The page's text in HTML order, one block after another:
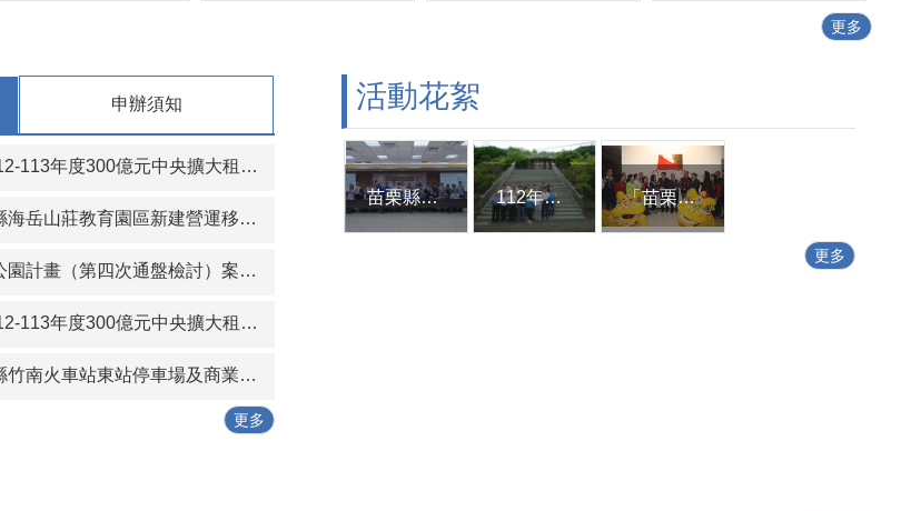
能石」，並結合外
乾掛工法打造雙層牆
現低碳建材與近零建
建材創立於1972年，
新及職人工藝傳
磚，逐步發展至大規
磚、再生綠建材及
新轉型的成果。 冠
進一步辦理詳細評估、
耐震補強或修繕的重要
依據。縣府今年加碼100
戶補助，希望降低民眾
申請門檻，鼓勵更多屋
主主動了解自家建築物
耐震能力，共同提升居
詹彩蘋指出，依據內政
能復新計畫」，符合資
補助。都市計畫區住宅
可依規定申請耐震初步
評估補助；非都市土地
案件則依中央老宅延壽
關鍵。工商發展處建
議，冷氣可設定在26至
28℃，並搭配電風扇使
用，利用空氣循環加速
冷房效果，降低壓縮機
運轉負擔，在維持舒適
環境的同時，也能有效
氛，成功將節約能源理
念融入休閒娛樂，讓節
是政策，更需要全民共
同參與。透過星空電影
院結合節電宣導、親子
互動及在地特色活動，
希望讓大小朋友在輕鬆
愉快的氛圍中，了解節
能減碳的重要性，從生
更多
申辦須知
租金補貼專案計畫當事人江○臻君等53人行政處分函名冊1份（計2頁）。
育園區新建營運移轉（BOT）案」公聽會。
四次通盤檢討）案」草案公開展覽及說明會
補貼專案計畫當事人葉○儒君等56人行政處分函及補正通知函名冊1份（計2頁）。
車場及商業設施興建營運移轉（BOT+ROT）案」公聽會。
更多
活動花絮
苗栗縣各界參加2023年巴黎國際發明展獲獎表揚記者會 112年第2次苗栗縣工業聯繫會報 「苗栗縣政府招商服務馬上辦中心」揭牌成立
更多